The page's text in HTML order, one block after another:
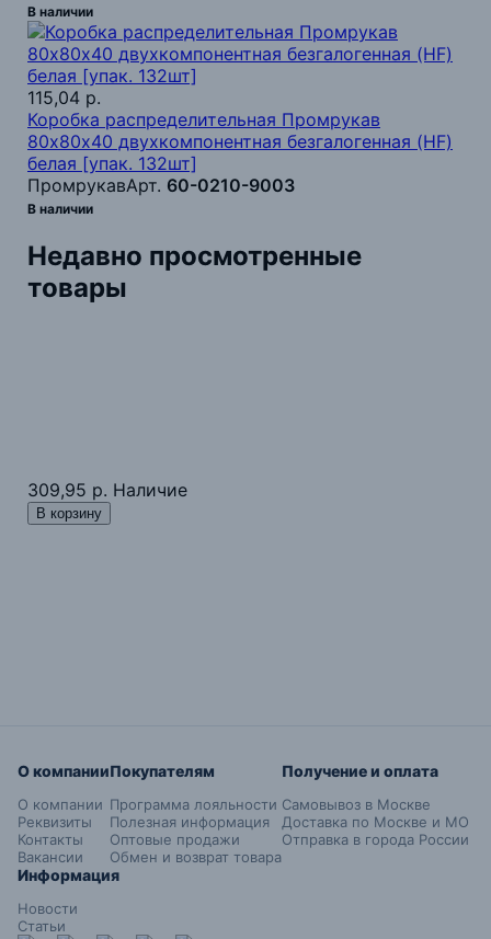
В наличии
115,04 р.
Коробка распределительная Промрукав
80х80х40 двухкомпонентная безгалогенная (HF)
белая [упак. 132шт]
ПромрукавАрт. 60-0210-9003
В наличии
Недавно просмотренные
товары
309,95 р. Наличие
В корзину
О компании
О компании
Реквизиты
Контакты
Вакансии
Покупателям
Программа лояльности
Полезная информация
Оптовые продажи
Обмен и возврат товара
Получение и оплата
Самовывоз в Москве
Доставка по Москве и МО
Отправка в города России
Информация
Новости
Статьи